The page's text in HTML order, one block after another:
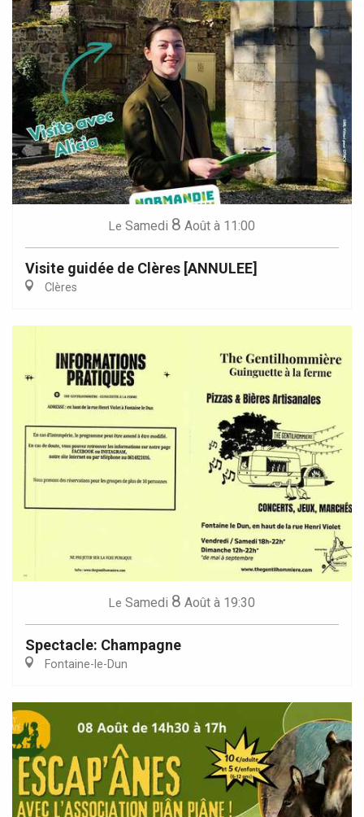
Le Samedi 8 Août à 11:00
Visite guidée de Clères [ANNULEE]
Clères
Le Samedi 8 Août à 19:30
Spectacle: Champagne
Fontaine-le-Dun